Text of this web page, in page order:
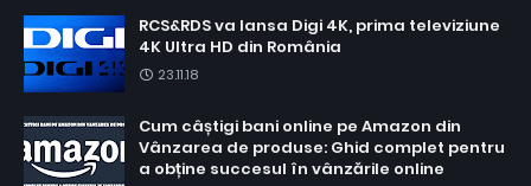
RCS&RDS va lansa Digi 4K, prima televiziune
4K Ultra HD din România
23.11.18
Cum câștigi bani online pe Amazon din
Vânzarea de produse: Ghid complet pentru
a obține succesul în vânzările online